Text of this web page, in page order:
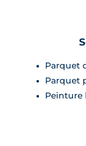
communs avec
invitent à la
Parquet
Parquet
Peinture